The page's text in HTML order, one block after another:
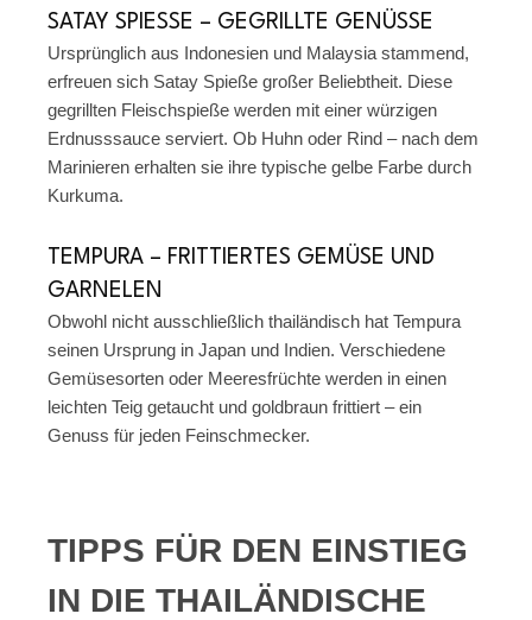
SATAY SPIESSE – GEGRILLTE GENÜSSE
Ursprünglich aus Indonesien und Malaysia stammend,
erfreuen sich Satay Spieße großer Beliebtheit. Diese
gegrillten Fleischspieße werden mit einer würzigen
Erdnusssauce serviert. Ob Huhn oder Rind – nach dem
Marinieren erhalten sie ihre typische gelbe Farbe durch
Kurkuma.
TEMPURA – FRITTIERTES GEMÜSE UND
GARNELEN
Obwohl nicht ausschließlich thailändisch hat Tempura
seinen Ursprung in Japan und Indien. Verschiedene
Gemüsesorten oder Meeresfrüchte werden in einen
leichten Teig getaucht und goldbraun frittiert – ein
Genuss für jeden Feinschmecker.
TIPPS FÜR DEN EINSTIEG
IN DIE THAILÄNDISCHE